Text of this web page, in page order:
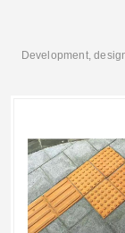
Development,